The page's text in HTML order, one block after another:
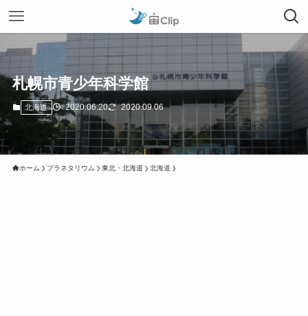
札幌市青少年科学館
北海道 2020.06.20 2020.09.06
ホーム プラネタリウム 東北・北海道 北海道